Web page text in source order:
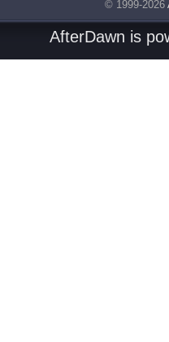
© 1999-2026
AfterDawn is